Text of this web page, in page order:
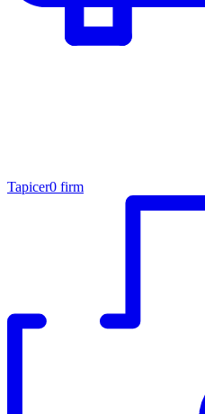
Tapicer0 firm